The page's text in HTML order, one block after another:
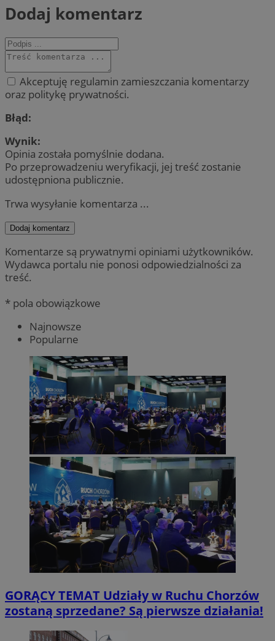
Dodaj komentarz
Akceptuję regulamin zamieszczania komentarzy
oraz politykę prywatności.
Błąd:
Wynik:
Opinia została pomyślnie dodana.
Po przeprowadzeniu weryfikacji, jej treść zostanie
udostępniona publicznie.
Trwa wysyłanie komentarza ...
Dodaj komentarz
Komentarze są prywatnymi opiniami użytkowników.
Wydawca portalu nie ponosi odpowiedzialności za
treść.
* pola obowiązkowe
Najnowsze
Popularne
GORĄCY TEMAT Udziały w Ruchu Chorzów
zostaną sprzedane? Są pierwsze działania!